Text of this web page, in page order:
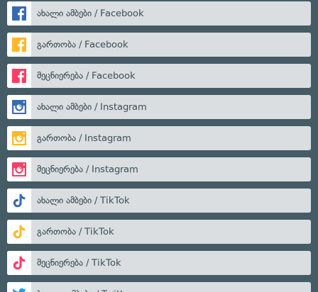
ახალი ამბები / Facebook
გართობა / Facebook
მეცნიერება / Facebook
ახალი ამბები / Instagram
გართობა / Instagram
მეცნიერება / Instagram
ახალი ამბები / TikTok
გართობა / TikTok
მეცნიერება / TikTok